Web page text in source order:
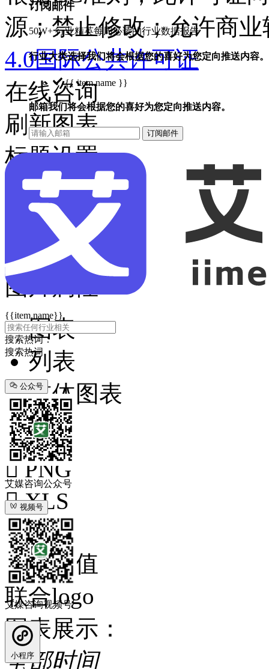
订阅邮件
50W+ 行业精英每周必读的行业数据报告
行业大类选择我们将会根据您的喜好为您定向推送内容。
{{ item.name }}
邮箱我们将会根据您的喜好为您定向推送内容。
订阅邮件
{{item.name}}
搜索热词：
搜索热词
公众号
艾媒咨询公众号
视频号
艾媒咨询视频号
小程序
源；禁止修改；允许商业
4.0国际公共许可证
在线咨询
刷新图表
标题设置
字体大小
数值显示
刻度设置
图片属性
图表
列表
媒体图表
下载
 PNG
 XLS
 PPT
显示数值
联合logo
图表展示：
全部时间